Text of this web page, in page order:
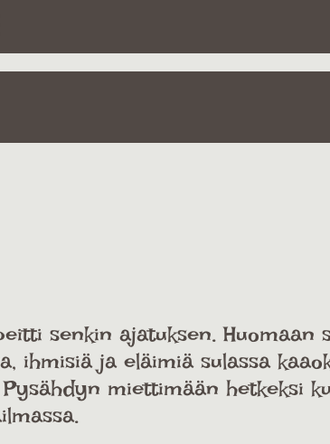
senkin ajatuksen. Huomaan
ja eläimiä sulassa
miettimään hetkeksi